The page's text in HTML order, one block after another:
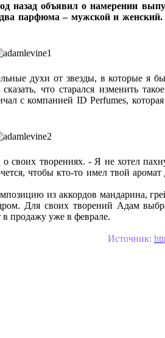
объявил о намерении
парфюма – мужской и женский.
духи от звезды, в которые я
что старался изменить
с компанией ID Perfumes,
своих творениях. - Я не хотел
чтобы кто-то имел твой
из аккордов мандарина,
Для своих творений Адам
продажу уже в феврале.
Источник: